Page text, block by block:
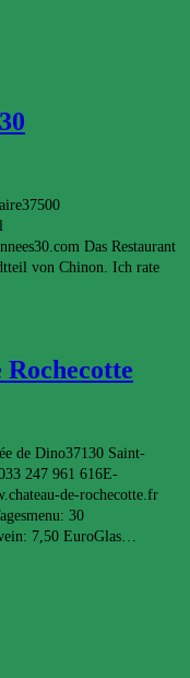
Das Restaurant
von Chinon. Ich rate
de Dino37130 Saint-
247 961 616E-
de-rochecotte.fr
30
7,50 EuroGlas…